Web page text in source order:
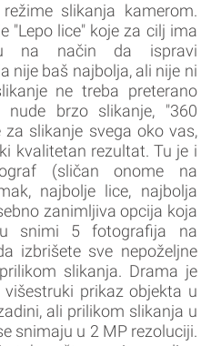
slikanja kamerom.
"Lepo lice" koje za cilj ima
na način da ispravi
nije baš najbolja, ali nije ni
ne treba preterano
nude brzo slikanje, "360
slikanje svega oko vas,
kvalitetan rezultat. Tu je i
(sličan onome na
najbolje lice, najbolja
zanimljiva opcija koja
snimi 5 fotografija na
izbrišete sve nepoželjne
slikanja. Drama je
prikaz objekta u
ali prilikom slikanja u
snimaju u 2 MP rezoluciji.